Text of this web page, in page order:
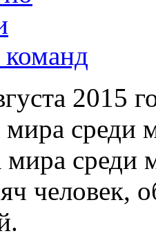
2015
среди
среди
человек,